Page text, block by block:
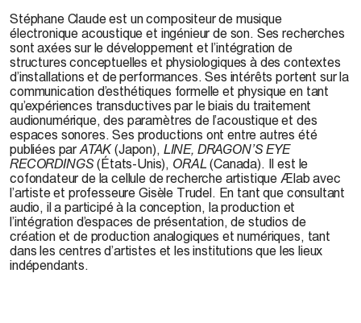
Stéphane Claude est un compositeur de musique
électronique acoustique et ingénieur de son. Ses recherches
sont axées sur le développement et l’intégration de
structures conceptuelles et physiologiques à des contextes
d’installations et de performances. Ses intérêts portent sur la
communication d’esthétiques formelle et physique en tant
qu’expériences transductives par le biais du traitement
audionumérique, des paramètres de l’acoustique et des
espaces sonores. Ses productions ont entre autres été
publiées par ATAK(Japon), LINE, DRAGON’S EYE
RECORDINGS(États-Unis), ORAL (Canada). Il est le
cofondateur de la cellule de recherche artistique Ælab avec
l’artiste et professeure Gisèle Trudel. En tant que consultant
audio, il a participé à la conception, la production et
l’intégration d’espaces de présentation, de studios de
création et de production analogiques et numériques, tant
dans les centres d’artistes et les institutions que les lieux
indépendants.